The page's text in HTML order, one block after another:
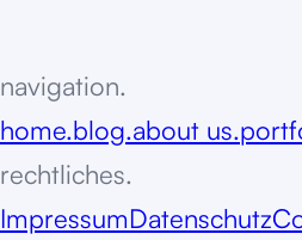
navigation.
home.blog.about us.
rechtliches.
ImpressumDatenschutz